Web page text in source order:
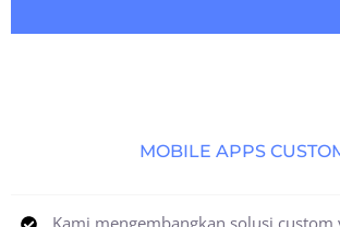
MOBILE APPS
Kami mengembangkan solusi custom